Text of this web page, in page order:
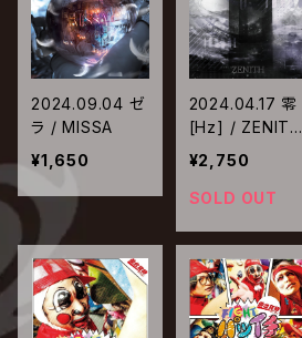
2024.09.04 ゼ
ラ / MISSA
¥1,650
2024.04.17 零
[Hz] / ZENITH
【Type-A】
¥2,750
SOLD OUT